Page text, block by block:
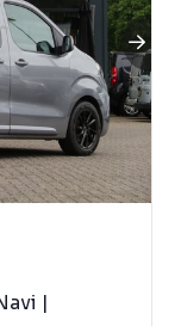
|